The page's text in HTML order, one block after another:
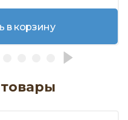
в корзину